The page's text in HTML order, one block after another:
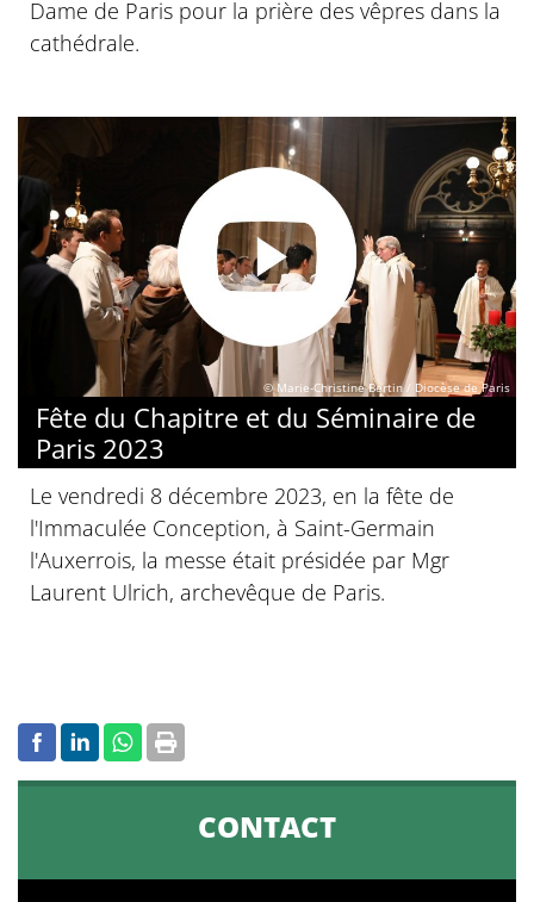
Dame de Paris pour la prière des vêpres dans la
cathédrale.
© Marie-Christine Bertin / Diocèse de Paris
Fête du Chapitre et du Séminaire de
Paris 2023
Le vendredi 8 décembre 2023, en la fête de
l'Immaculée Conception, à Saint-Germain
l'Auxerrois, la messe était présidée par Mgr
Laurent Ulrich, archevêque de Paris.
CONTACT